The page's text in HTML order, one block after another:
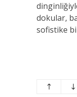
dokular,
sofistike